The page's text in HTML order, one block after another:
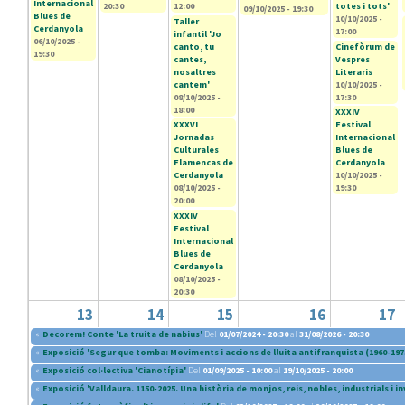
Internacional
Blues de
Cerdanyola
06/10/2025 -
19:30
20:30
12:00
Taller
infantil 'Jo
canto, tu
cantes,
nosaltres
cantem'
08/10/2025 -
18:00
XXXVI
Jornadas
Culturales
Flamencas de
Cerdanyola
08/10/2025 -
20:00
XXXIV
Festival
Internacional
Blues de
Cerdanyola
08/10/2025 -
20:30
09/10/2025 - 19:30
totes i tots'
10/10/2025 -
17:00
Cinefòrum de
Vespres
Literaris
10/10/2025 -
17:30
XXXIV
Festival
Internacional
Blues de
Cerdanyola
10/10/2025 -
19:30
13 14 15 16 17
« Decorem! Conte 'La truita de nabius' Del 01/07/2024 - 20:30al 31/08/2026 - 20:30
« Exposició 'Segur que tomba: Moviments i accions de lluita antifranquista (1960-
« Exposició col·lectiva 'Cianotípia' Del 01/09/2025 - 10:00al 19/10/2025 - 20:00
« Exposició 'Valldaura. 1150-2025. Una història de monjos, reis, nobles, industrials i